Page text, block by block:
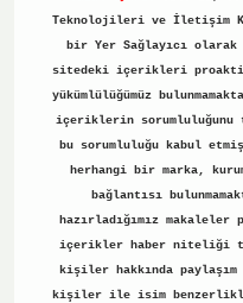
Teknolojileri ve İletişim
bir Yer Sağlayıcı olarak
sitedeki içerikleri proaktif
yükümlülüğümüz
içeriklerin sorumluluğunu
bu sorumluluğu kabul
herhangi bir marka,
bağlantısı
hazırladığımız
içerikler haber niteliği
kişiler hakkında paylaşım
kişiler ile isim